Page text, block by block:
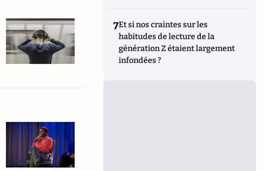
7Et si nos craintes sur les
habitudes de lecture de la
génération Z étaient largement
infondées ?